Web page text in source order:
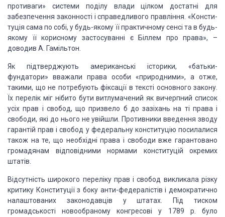
противаги» системи поділувлади цілком достатні для
забезпечення законності і справедливого правління. «Консти­
туція сама по собі, у будь-якому її практичному сенсі та в будь-
якому її корисному застосуванні є Біллем про права», –
доводив А. Гамільтон.
Як підтверджують американські історики, «батьки-
фундатори» вважали права особи «природними», а отже,
такими, що не потре­бують фіксації в тексті основного закону.
Їх перелік міг нібито бути витлумачений як вичерпний список
усіх прав і свобод, що призвело б до зазіхань на ті права і
свободи, які до нього не увійшли. Противники введення зводу
гарантій прав і свобод у фе­деральнуконституцію посилалися
також на те, що необхідні права і свободи вже гарантовано
громадянам відповідними нормами конституцій окремих
штатів.
Відсутність широкого переліку прав і свобод викликала різку
критику Конституції з боку анти-федералістів і демократично
на­лаштованих законодавців у штатах. Під тиском
громадськості но­вообраному конгресові у 1789 р. було